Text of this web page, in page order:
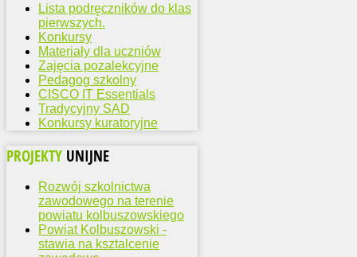
Lista podręczników do klas
pierwszych.
Konkursy
Materiały dla uczniów
Zajęcia pozalekcyjne
Pedagog szkolny
CISCO IT Essentials
Tradycyjny SAD
Konkursy kuratoryjne
PROJEKTY UNIJNE
Rozwój szkolnictwa
zawodowego na terenie
powiatu kolbuszowskiego
Powiat Kolbuszowski -
stawia na ksztalcenie